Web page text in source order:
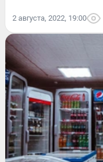
2 августа, 2022, 19:00